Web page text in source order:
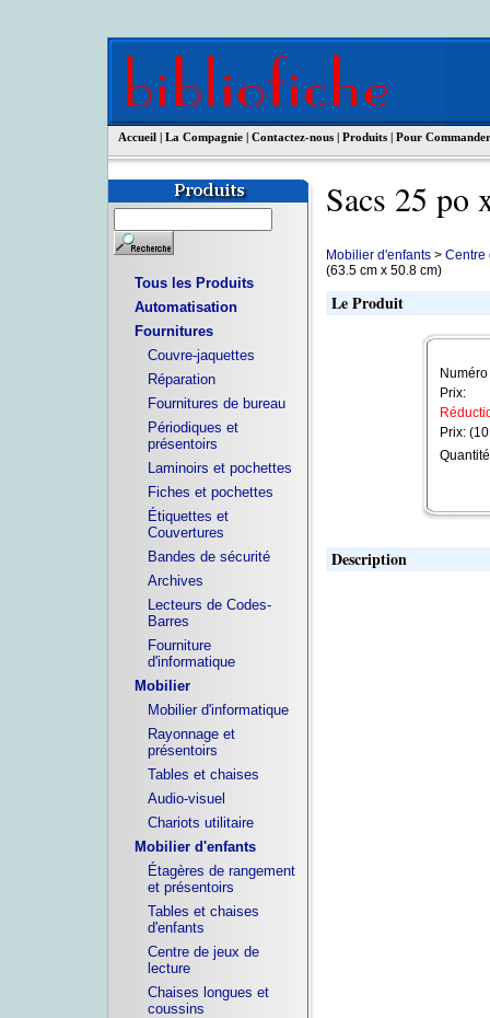
Accueil | La Compagnie | Contactez-nous | Produits | Pour Commander
Tous les Produits
Automatisation
Fournitures
Couvre-jaquettes
Réparation
Fournitures de bureau
Périodiques et
présentoirs
Laminoirs et pochettes
Fiches et pochettes
Étiquettes et
Couvertures
Bandes de sécurité
Archives
Lecteurs de Codes-
Barres
Fourniture
d'informatique
Mobilier
Mobilier d'informatique
Rayonnage et
présentoirs
Tables et chaises
Audio-visuel
Chariots utilitaire
Mobilier d'enfants
Étagères de rangement
et présentoirs
Tables et chaises
d'enfants
Centre de jeux de
lecture
Chaises longues et
coussins
Sacs 25
Mobilier d'enfants > Centre
(63.5 cm x 50.8 cm)
Le Produit
Prix:
Prix:
Description